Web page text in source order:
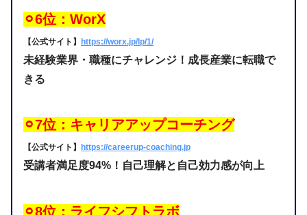
⚪︎6位：WorX
【公式サイト】 https://worx.jp/lp/1/
未経験業界・職種にチャレンジ！成長産業に転職で
きる
⚪︎7位：キャリアアップコーチング
【公式サイト】 https://careerup-coaching.jp
受講者満足度94%！自己理解と自己効力感が向上
⚪︎8位：ライフシフトラボ